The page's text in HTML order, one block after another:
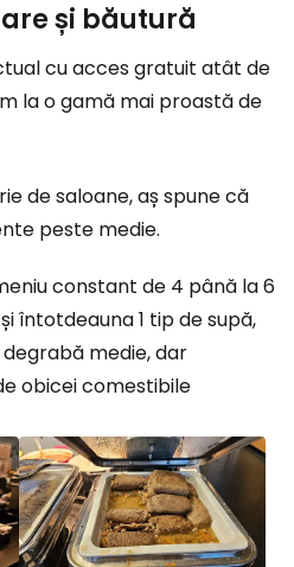
și băutură
cu acces gratuit atât de
la o gamă mai proastă de
de saloane, aș spune că
peste medie.
constant de 4 până la 6
întotdeauna 1 tip de supă,
medie, dar
obicei comestibile